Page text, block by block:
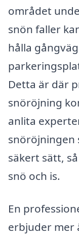
området
snön faller
hålla
Detta är där
snöröjning
anlita
snöröjningen
säkert sätt,
snö och is.
En
erbjuder mer